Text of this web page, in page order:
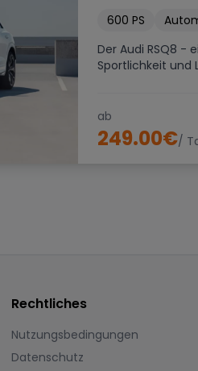
600 PS
Der Audi RSQ8 -
Sportlichkeit und
ab
249.00€/
Rechtliches
Nutzungsbedingungen
Datenschutz